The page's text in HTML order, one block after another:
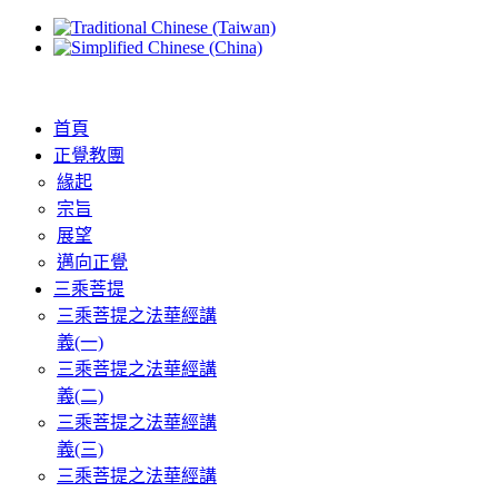
首頁
正覺教團
緣起
宗旨
展望
邁向正覺
三乘菩提
三乘菩提之法華經講
義(一)
三乘菩提之法華經講
義(二)
三乘菩提之法華經講
義(三)
三乘菩提之法華經講